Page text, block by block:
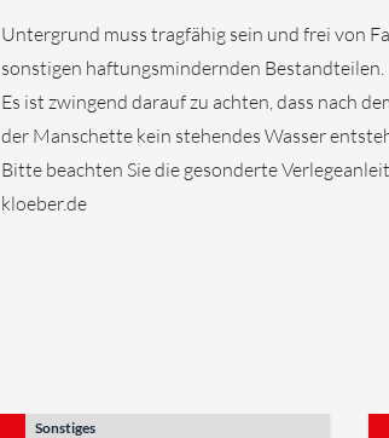
Untergrund muss tragfähig sein und frei von
sonstigen haftungsmindernden Bestandteilen.
Es ist zwingend darauf zu achten, dass nach
der Manschette kein stehendes Wasser
Bitte beachten Sie die gesonderte
kloeber.de
Sonstiges